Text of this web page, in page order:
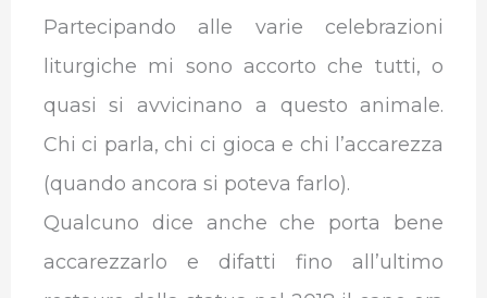
Partecipando alle varie celebrazioni
liturgiche mi sono accorto che tutti, o
quasi si avvicinano a questo animale.
Chi ci parla, chi ci gioca e chi l’accarezza
(quando ancora si poteva farlo).
Qualcuno dice anche che porta bene
accarezzarlo e difatti fino all’ultimo